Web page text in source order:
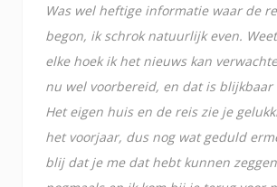
Was wel heftige informatie waar de
begon, ik schrok natuurlijk even.
elke hoek ik het nieuws kan
nu wel voorbereid, en dat is blijkbaar
Het eigen huis en de reis zie je
het voorjaar, dus nog wat geduld
blij dat je me dat hebt kunnen